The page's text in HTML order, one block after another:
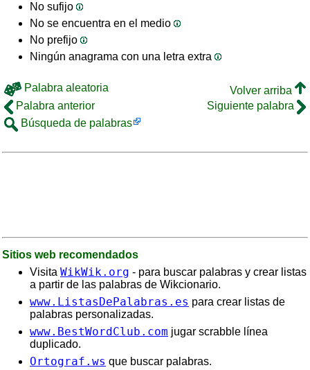
No sufijo
No se encuentra en el medio
No prefijo
Ningún anagrama con una letra extra
Palabra aleatoria
Volver arriba
Palabra anterior
Siguiente palabra
Búsqueda de palabras
Sitios web recomendados
Visita WikWik.org - para buscar palabras y crear listas
a partir de las palabras de Wikcionario.
www.ListasDePalabras.es para crear listas de
palabras personalizadas.
www.BestWordClub.com jugar scrabble línea
duplicado.
Ortograf.ws que buscar palabras.